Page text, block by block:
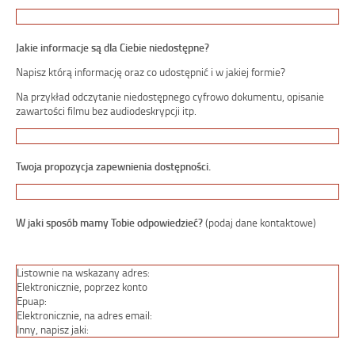
Jakie informacje są dla Ciebie niedostępne?
Napisz którą informację oraz co udostępnić i w jakiej formie?
Na przykład odczytanie niedostępnego cyfrowo dokumentu, opisanie
zawartości filmu bez audiodeskrypcji itp.
Twoja propozycja zapewnienia dostępności.
W jaki sposób mamy Tobie odpowiedzieć?(podaj dane kontaktowe)
Listownie na wskazany adres:
Elektronicznie, poprzez konto
Epuap:
Elektronicznie, na adres email:
Inny, napisz jaki: